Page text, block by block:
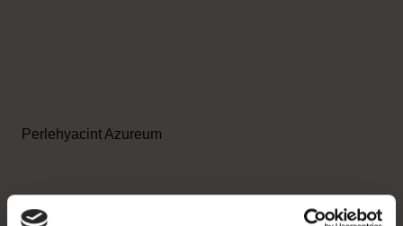
Perlehyacint Azureum